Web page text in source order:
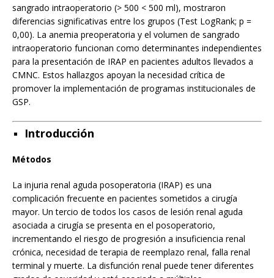
sangrado intraoperatorio (> 500 < 500 ml), mostraron
diferencias significativas entre los grupos (Test LogRank; p =
0,00). La anemia preoperatoria y el volumen de sangrado
intraoperatorio funcionan como determinantes independientes
para la presentación de IRAP en pacientes adultos llevados a
CMNC. Estos hallazgos apoyan la necesidad crítica de
promover la implementación de programas institucionales de
GSP.
Introducción
Métodos
La injuria renal aguda posoperatoria (IRAP) es una
complicación frecuente en pacientes sometidos a cirugía
mayor. Un tercio de todos los casos de lesión renal aguda
asociada a cirugía se presenta en el posoperatorio,
incrementando el riesgo de progresión a insuficiencia renal
crónica, necesidad de terapia de reemplazo renal, falla renal
terminal y muerte. La disfunción renal puede tener diferentes